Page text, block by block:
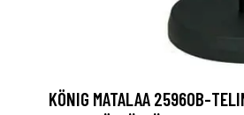
KÖNIG MATALAA 25960B-